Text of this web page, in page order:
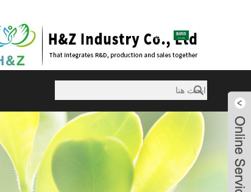
العربية sales@huazanchemical.com